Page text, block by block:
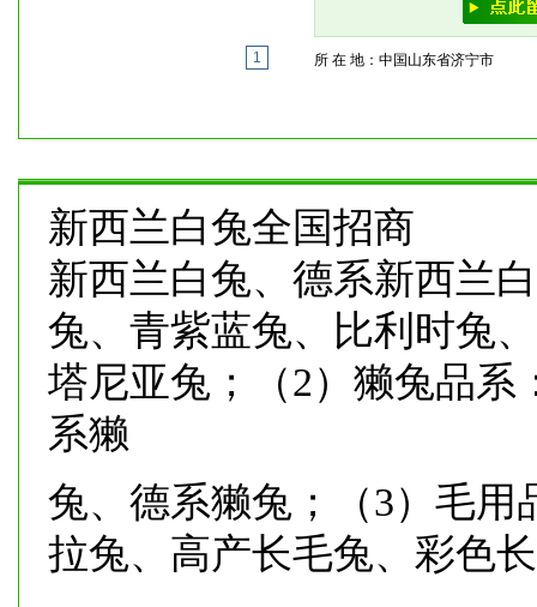
1 所 在 地：中国山东省济宁市
新西兰白兔全国招商
新西兰白兔、德系新西兰
兔、青紫蓝兔、比利时兔
塔尼亚兔；（2）獭兔品
系獭
兔、德系獭兔；（3）毛
拉兔、高产长毛兔、彩色